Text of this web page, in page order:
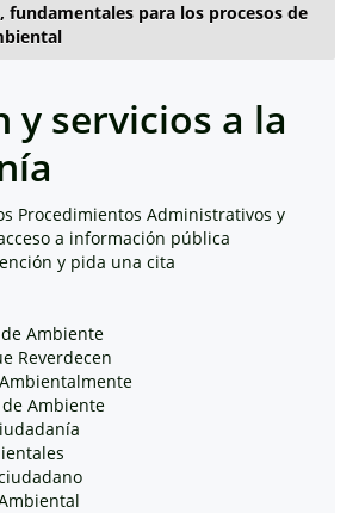
fundamentales para los procesos de
y servicios a la
Procedimientos Administrativos y
a información pública
y pida una cita
Ambiente
Reverdecen
Ambiente